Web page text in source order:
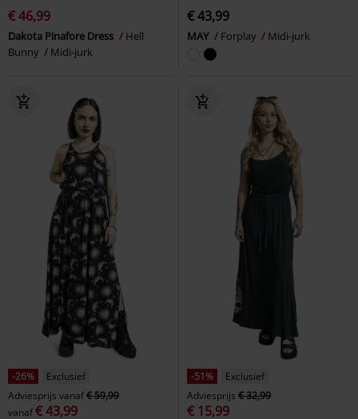
€ 46,99
Dakota Pinafore Dress
Hell
Bunny
Midi-jurk
€ 43,99
MAY Forplay Midi-jurk
-26%
Exclusief
Adviesprijs vanaf€ 59,99
vanaf€ 43,99
-51%
Exclusief
Adviesprijs € 32,99
€ 15,99